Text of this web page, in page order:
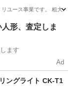
リユース事業です。 粗
人形、査定しま
ます
Ad
ングライト CK-T1